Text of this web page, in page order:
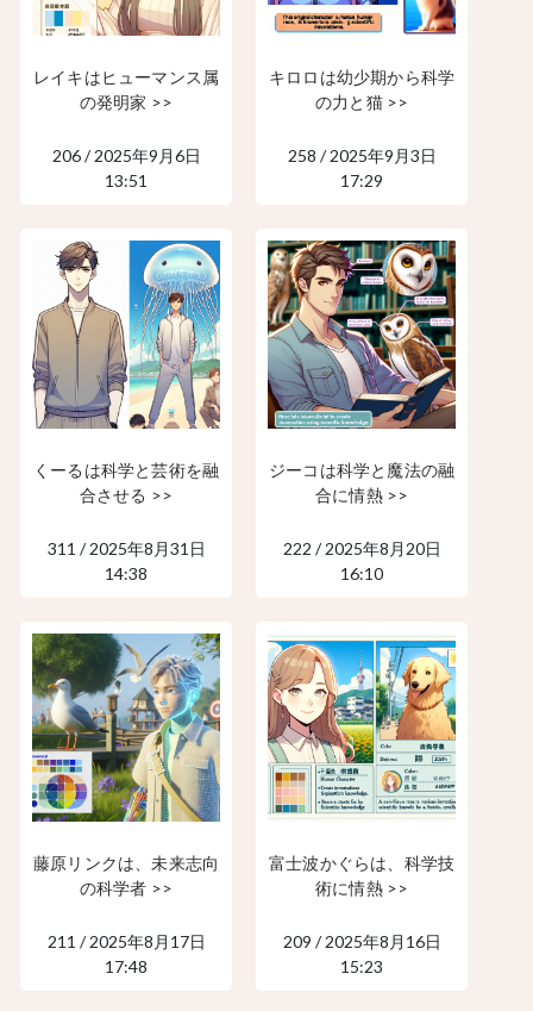
レイキはヒューマンス属
の発明家 >>
206 / 2025年9月6日
13:51
キロロは幼少期から科学
の力と猫 >>
258 / 2025年9月3日
17:29
くーるは科学と芸術を融
合させる >>
311 / 2025年8月31日
14:38
ジーコは科学と魔法の融
合に情熱 >>
222 / 2025年8月20日
16:10
藤原リンクは、未来志向
の科学者 >>
211 / 2025年8月17日
17:48
富士波かぐらは、科学技
術に情熱 >>
209 / 2025年8月16日
15:23